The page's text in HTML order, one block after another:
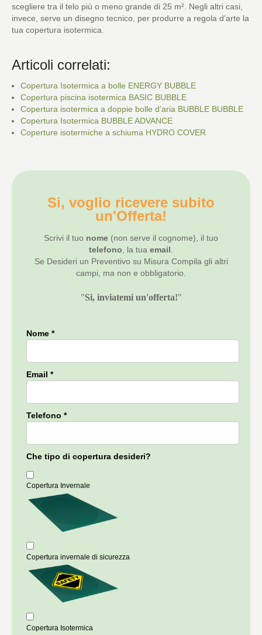
scegliere tra il telo più o meno grande di 25 m². Negli altri casi,
invece, serve un disegno tecnico, per produrre a regola d’arte la
tua copertura isotermica.
Articoli correlati:
Copertura Isotermica a bolle ENERGY BUBBLE
Copertura piscina isotermica BASIC BUBBLE
Copertura isotermica a doppie bolle d’aria BUBBLE BUBBLE
Copertura Isotermica BUBBLE ADVANCE
Coperture isotermiche a schiuma HYDRO COVER
Si, voglio ricevere subito
un'Offerta!
Scrivi il tuo nome (non serve il cognome), il tuo
telefono , la tua email
Se Desideri un Preventivo su Misura Compila gli altri
campi, ma non e obbligatorio.
"Si, inviatemi un'offerta!"
Nome *
Email *
Telefono *
Che tipo di copertura desideri?
Copertura Invernale
Copertura invernale di sicurezza
Copertura Isotermica